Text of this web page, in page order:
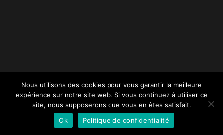
Nous utilisons des cookies pour vous garantir la meilleure
expérience sur notre site web. Si vous continuez à utiliser ce
site, nous supposerons que vous en êtes satisfait.
Ok
Politique de confidentialité